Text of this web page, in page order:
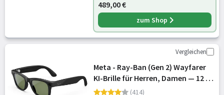
489,00 €
zum Shop
Vergleichen
Meta - Ray-Ban (Gen 2) Wayfarer
KI-Brille für Herren, Damen — 12 MP
Kamera, 3K Ultra HD Video, Open-
(414)